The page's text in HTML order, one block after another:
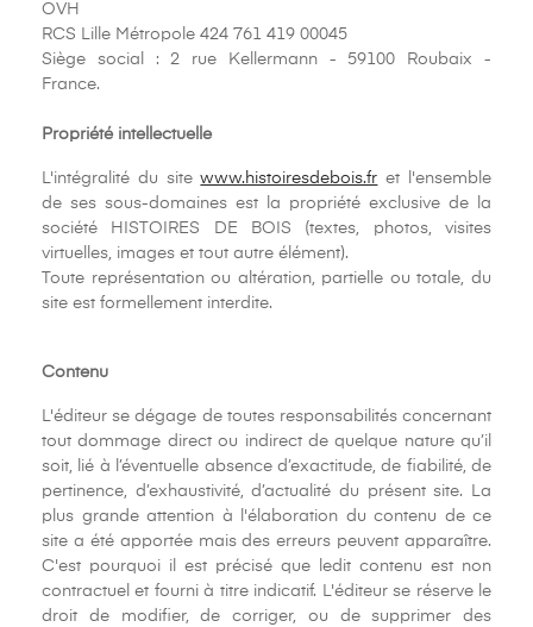
OVH
RCS Lille Métropole 424 761 419 00045
Siège social : 2 rue Kellermann - 59100 Roubaix -
France.
Propriété intellectuelle
L'intégralité du sitewww.histoiresdebois.fr et l'ensemble
de ses sous-domaines est la propriété exclusive de la
société HISTOIRES DE BOIS (textes, photos, visites
virtuelles, images et tout autre élément).
Toute représentation ou altération, partielle ou totale, du
site est formellement interdite.
Contenu
L'éditeur se dégage de toutes responsabilités concernant
tout dommage direct ou indirect de quelque nature qu’il
soit, lié à l’éventuelle absence d’exactitude, de fiabilité, de
pertinence, d’exhaustivité, d’actualité du présent site. La
plus grande attention à l'élaboration du contenu de ce
site a été apportée mais des erreurs peuvent apparaître.
C'est pourquoi il est précisé que ledit contenu est non
contractuel et fourni à titre indicatif. L'éditeur se réserve le
droit de modifier, de corriger, ou de supprimer des